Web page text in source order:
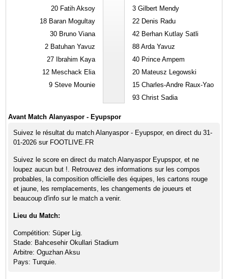
20 Fatih Aksoy
18 Baran Mogultay
30 Bruno Viana
2 Batuhan Yavuz
27 Ibrahim Kaya
12 Meschack Elia
9 Steve Mounie
3 Gilbert Mendy
22 Denis Radu
42 Berhan Kutlay Satli
88 Arda Yavuz
40 Prince Ampem
20 Mateusz Legowski
15 Charles-Andre Raux-Yao
93 Christ Sadia
Avant Match Alanyaspor - Eyupspor
Suivez le résultat du match Alanyaspor - Eyupspor, en direct du 31-
01-2026 sur FOOTLIVE.FR
Suivez le score en direct du match Alanyaspor Eyupspor, et ne
loupez aucun but !. Retrouvez des informations sur les compos
probables, la composition officielle des équipes, les cartons rouge
et jaune, les remplacements, les changements de joueurs et
beaucoup d'info sur le match a venir.
Lieu du Match:
Compétition: Süper Lig.
Stade: Bahcesehir Okullari Stadium
Arbitre: Oguzhan Aksu
Pays: Turquie.